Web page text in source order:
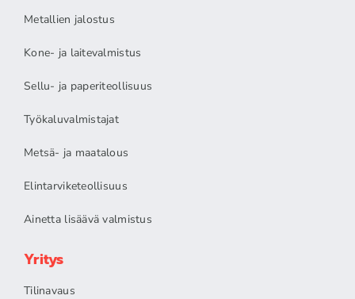
Metallien jalostus
Kone- ja laitevalmistus
Sellu- ja paperiteollisuus
Työkaluvalmistajat
Metsä- ja maatalous
Elintarviketeollisuus
Ainetta lisäävä valmistus
Yritys
Tilinavaus